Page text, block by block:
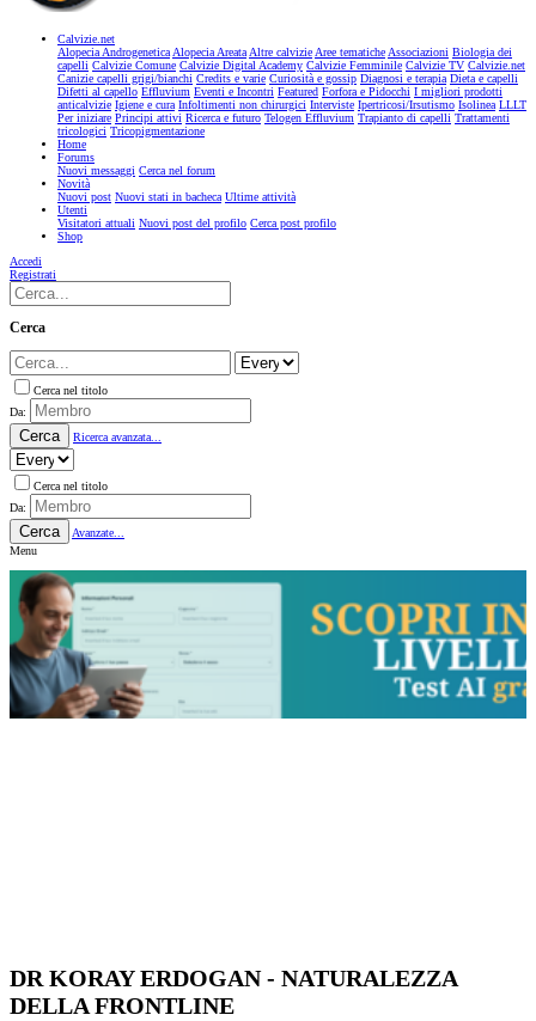
Calvizie.net
Alopecia AndrogeneticaAlopecia AreataAltre calvizieAree tematicheAssociazioni Biologia dei
capelli Calvizie Comune Calvizie Digital Academy Calvizie Femminile Calvizie TV Calvizie.net
Canizie capelli grigi/bianchi Credits e varie Curiosità e gossip Diagnosi e terapia Dieta e capelli
Difetti al capello Effluvium Eventi e Incontri Featured Forfora e Pidocchi I migliori prodotti
anticalvizie Igiene e cura Infoltimenti non chirurgici Interviste Ipertricosi/Irsutismo Isolinea LLLT
Per iniziare Principi attivi Ricerca e futuro Telogen Effluvium Trapianto di capelli Trattamenti
tricologici Tricopigmentazione
Home
Forums
Nuovi messaggi Cerca nel forum
Novità
Nuovi post Nuovi stati in bacheca Ultime attività
Utenti
Visitatori attuali Nuovi post del profilo Cerca post profilo
Shop
Accedi
Registrati
Cerca
Cerca nel titolo
Da:
Cerca Ricerca avanzata...
Cerca nel titolo
Da:
Cerca
Avanzate...
Menu
DR KORAY ERDOGAN - NATURALEZZA
DELLA FRONTLINE